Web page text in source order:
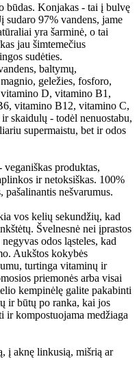
būdas. Konjakas - tai į bulvę
sudaro 97% vandens, jame
yra šarminė, o tai
jau šimtemečius
sudėties.
baltymų,
geležies, fosforo,
D, vitamino B1,
vitamino B12, vitamino C,
skaidulų - todėl nenuostabu,
supermaistu, bet ir odos
produktas,
ir netoksiškas. 100%
pašalinantis nešvarumus.
vos kelių sekundžių, kad
Švelnesnė nei įprastos
odos ląsteles, kad
Aukštos kokybės
turtinga vitaminų ir
priemonės arba visai
kempinėlę galite pakabinti
ir būtų po ranka, kai jos
kompostuojama medžiaga
į aknę linkusią, mišrią ar